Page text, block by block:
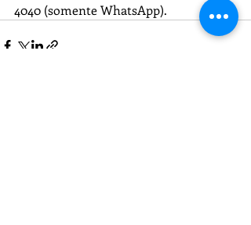
4040 (somente WhatsApp).